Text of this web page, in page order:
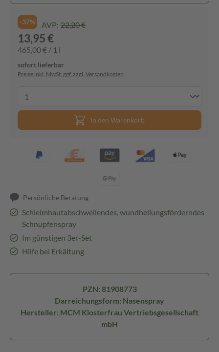
-37% AVP: 22,20 €
13,95 €
465,00 € / 1 l
sofort lieferbar
Preise inkl. MwSt. ggf. zzgl. Versandkosten
In den Warenkorb
Persönliche Beratung
Schleimhautabschwellendes, wundheilungsförderndes
Schnupfenspray
Im günstigen 3er-Set
Hilfe bei Erkältung
PZN: 81908773
Darreichungsform: Nasenspray
Hersteller: MCM Klosterfrau Vertriebsgesellschaft
mbH